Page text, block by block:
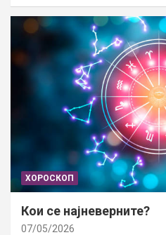
ХОРОСКОП
Кои се најневерните?
07/05/2026